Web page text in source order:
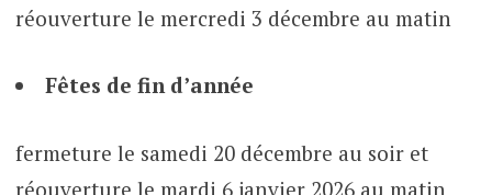
réouverture le mercredi 3 décembre au matin
Fêtes de fin d’année
fermeture le samedi 20 décembre au soir et
réouverture le mardi 6 janvier 2026 au matin